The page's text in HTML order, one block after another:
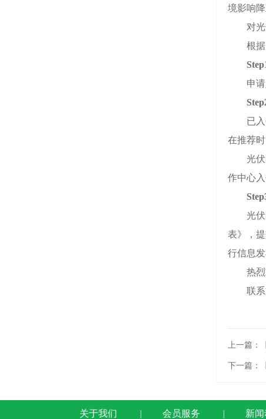
境影响降
对光伏
根据《
申请入
已入会
在推荐
光伏回
作中心
光伏回
表》，
行信息发
热烈欢
联系方
上一篇：
下一篇：
关于我们 | 会员服务 | 新